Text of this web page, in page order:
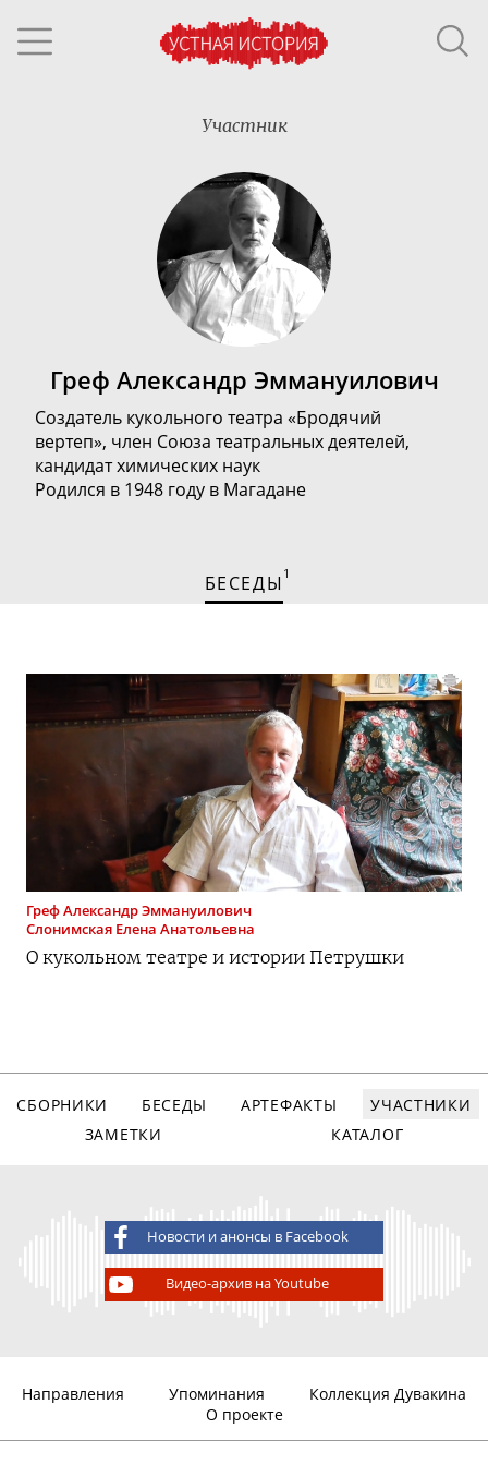
Участник
Греф Александр Эммануилович
Создатель кукольного театра «Бродячий
вертеп», член Союза театральных деятелей,
кандидат химических наук
Родился в 1948 году в Магадане
БЕСЕДЫ 1
ГрефАлександр Эммануилович
Слонимская Елена Анатольевна
О кукольном театре и истории Петрушки
СБОРНИКИ БЕСЕДЫ АРТЕФАКТЫ
УЧАСТНИКИ
ЗАМЕТКИ
КАТАЛОГ
Новости и анонсы в Facebook
Видео-архив на Youtube
Направления Упоминания
Коллекция Дувакина
О проекте